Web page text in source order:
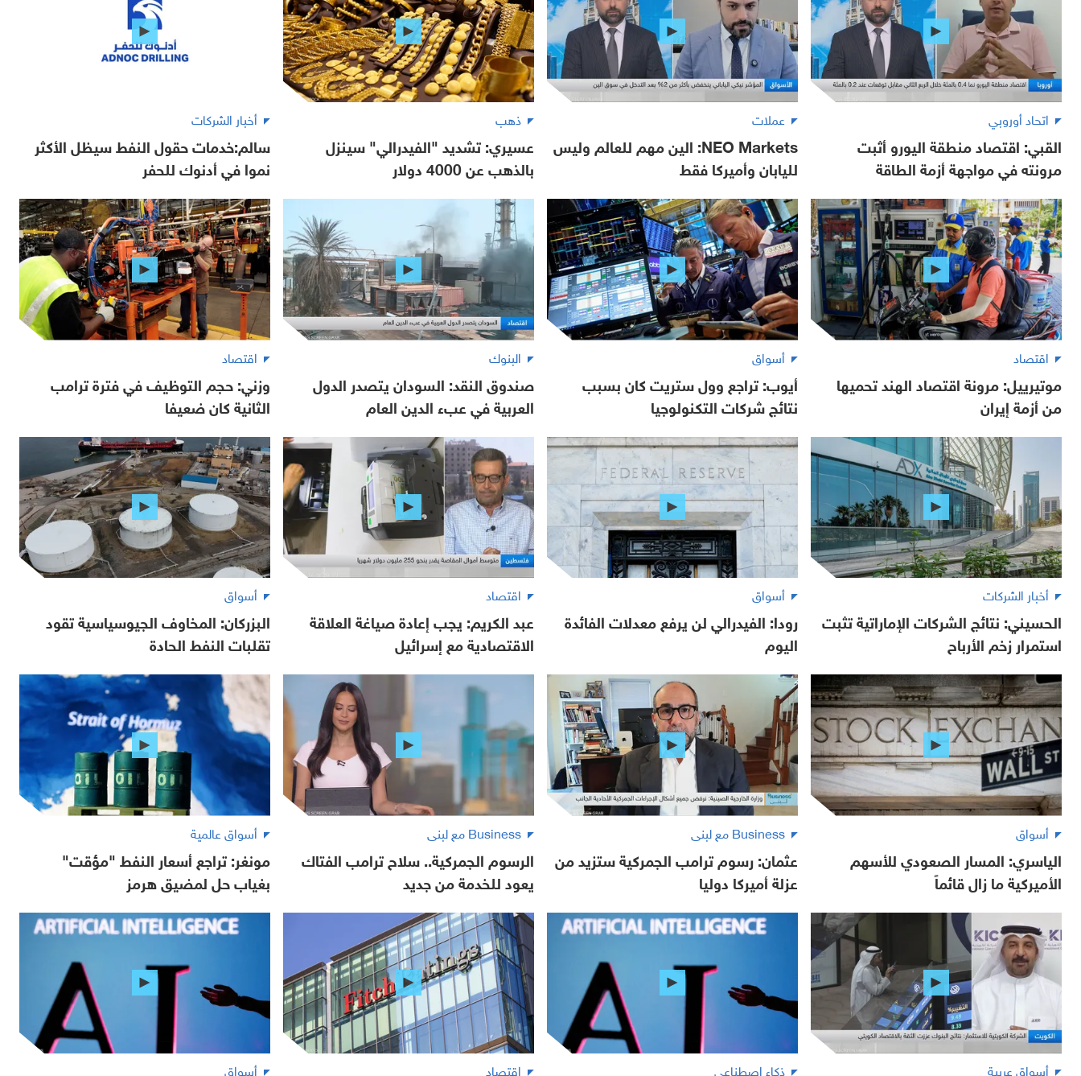
اتحاد أوروبي
القبي: اقتصاد منطقة اليورو أثبت
مرونته في مواجهة أزمة الطاقة
عملات
NEO Markets: الين مهم للعالم وليس
لليابان وأميركا فقط
ذهب
عسيري: تشديد "الفيدرالي" سينزل
بالذهب عن 4000 دولار
أخبار الشركات
سالم:خدمات حقول النفط سيظل الأكثر
نموا في أدنوك للحفر
اقتصاد
موتيرييل: مرونة اقتصاد الهند تحميها
من أزمة إيران
أسواق
أيوب: تراجع وول ستريت كان بسبب
نتائج شركات التكنولوجيا
البنوك
صندوق النقد: السودان يتصدر الدول
العربية في عبء الدين العام
اقتصاد
وزني: حجم التوظيف في فترة ترامب
الثانية كان ضعيفا
أخبار الشركات
الحسيني: نتائج الشركات الإماراتية تثبت
استمرار زخم الأرباح
أسواق
رودا: الفيدرالي لن يرفع معدلات الفائدة
اليوم
اقتصاد
عبد الكريم: يجب إعادة صياغة العلاقة
الاقتصادية مع إسرائيل
أسواق
البزركان: المخاوف الجيوسياسية تقود
تقلبات النفط الحادة
أسواق
الياسري: المسار الصعودي للأسهم
الأميركية ما زال قائماً
Business مع لبنى
عثمان: رسوم ترامب الجمركية ستزيد من
عزلة أميركا دوليا
Business مع لبنى
الرسوم الجمركية.. سلاح ترامب الفتاك
يعود للخدمة من جديد
أسواق عالمية
مونغر: تراجع أسعار النفط "مؤقت"
بغياب حل لمضيق هرمز
أسواق عربية ذكاء اصطناعي اقتصاد أسواق